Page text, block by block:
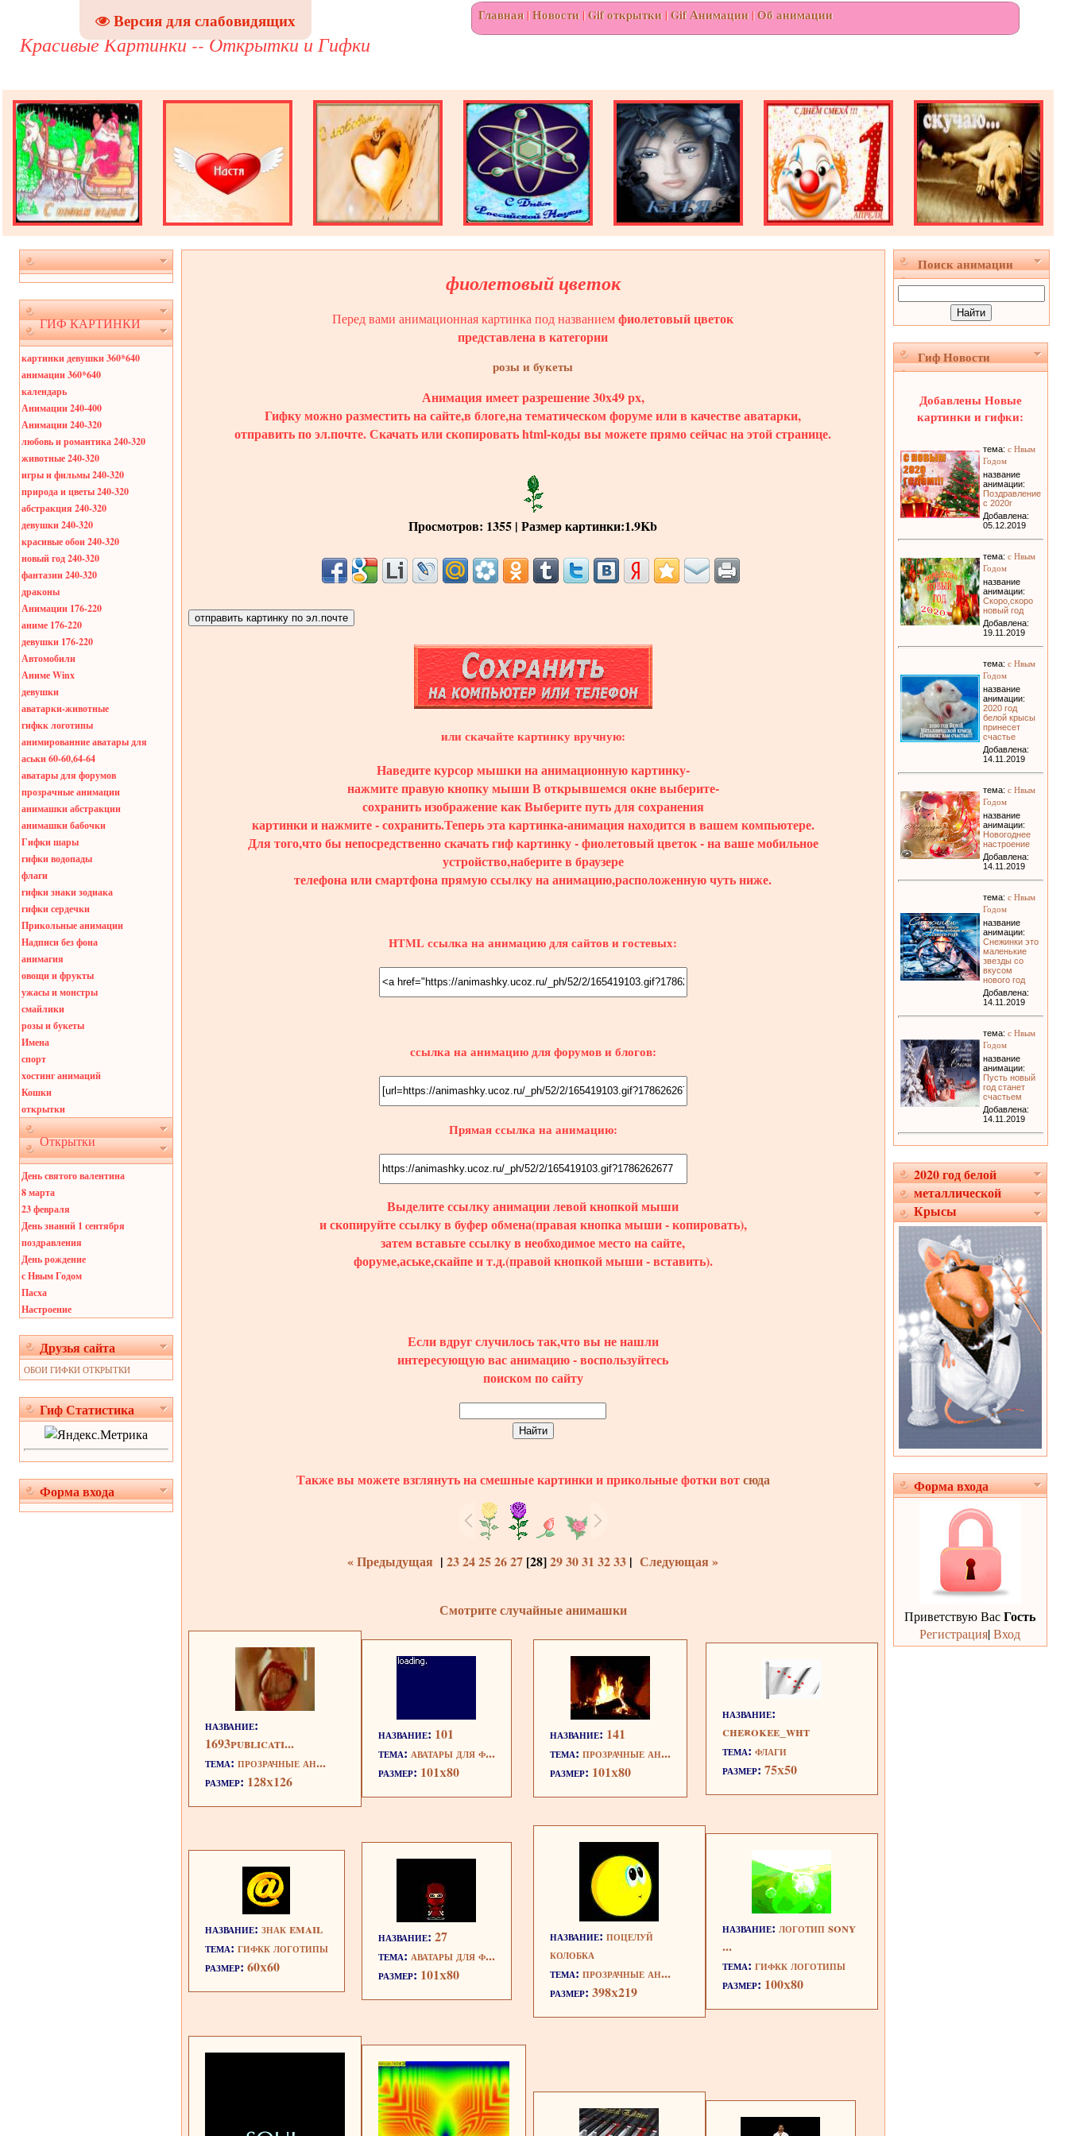
Версия для слабовидящих
Красивые Картинки -- Открытки и Гифки
Главная|Новости |Gif открытки |Gif Анимации |Об анимации
ГИФ КАРТИНКИ
картинки девушки 360*640
анимации 360*640
календарь
Анимации 240-400
Анимации 240-320
любовь и романтика 240-320
животные 240-320
игры и фильмы 240-320
природа и цветы 240-320
абстракция 240-320
девушки 240-320
красивые обои 240-320
новый год 240-320
фантазии 240-320
драконы
Анимации 176-220
аниме 176-220
девушки 176-220
Автомобили
Аниме Winx
девушки
аватарки-животные
гифкк логотипы
анимированние аватары для
аськи 60-60,64-64
аватары для форумов
прозрачные анимации
анимашки абстракции
анимашки бабочки
Гифки шары
гифки водопады
флаги
гифки знаки зодиака
гифки сердечки
Прикольные анимации
Надписи без фона
анимагия
овощи и фрукты
ужасы и монстры
смайлики
розы и букеты
Имена
спорт
хостинг анимаций
Кошки
открытки
Открытки
День святого валентина
8 марта
23 февраля
День знаний 1 сентября
поздравления
День рождение
с Нвым Годом
Пасха
Настроение
Друзья сайта
ОБОИ ГИФКИ ОТКРЫТКИ
Гиф Статистика
Форма входа
фиолетовый цветок
Перед вами анимационная картинка под названиемфиолетовый цветок
представлена в категории
розы и букеты
Анимация имеет разрешение 30x49 px,
Гифку можно разместить на сайте,в блоге,на тематическом форуме или в качестве аватарки,
отправить по эл.почте.Скачатьили скопировать html-коды вы можете прямо сейчас на этой странице.
Просмотров: 1355 | Размер картинки:1.9Kb
или скачайте картинку вручную:
Наведите курсор мышки на анимационную картинку-
нажмите правую кнопку мыши В открывшемся окне выберите-
сохранить изображение как Выберите путь для сохранения
картинки и нажмите - сохранить.Теперь эта картинка-анимация находится в вашем компьютере.
Для того,что бы непосредственно скачать гиф картинку - фиолетовый цветок - на ваше мобильное
устройство,наберите в браузере
телефона или смартфона прямую ссылку на анимацию,расположенную чуть ниже.
HTML ссылка на анимацию для сайтов и гостевых:
ссылка на анимацию для форумов и блогов:
Прямая ссылка на анимацию:
Выделите ссылкуанимациилевой кнопкой мыши
и скопируйте ссылку в буфер обмена(правая кнопка мыши - копировать),
затем вставьте ссылку в необходимое место на сайте,
форуме,аське,скайпе и т.д.(правой кнопкой мыши - вставить).
Если вдруг случилось так,что вы не нашли
интересующую вас анимацию - воспользуйтесь
поиском по сайту
Также вы можете взглянуть на смешные картинки и прикольные фотки вотсюда
« Предыдущая | 2324252627 [28]293031 3233 | Следующая »
Смотрите случайные анимашки
название:
1693publicati...
тема: прозрачные ан...
размер: 128x126
название: 101
тема: аватары для ф...
размер: 101x80
название: 141
тема: прозрачные ан...
размер: 101x80
название:
cherokee_wht
тема: флаги
размер: 75x50
название: знак email
тема: гифкк логотипы
размер: 60x60
название: 27
тема: аватары для ф...
размер: 101x80
название: поцелуй
колобка
тема: прозрачные ан...
размер: 398x219
название: логотип sony
...
тема: гифкк логотипы
размер: 100x80
Поиск анимации
Гиф Новости
Добавлены Новые
картинки и гифки:
тема: с Нвым
Годом
название
анимации:
Поздравление
с 2020г
Добавлена:
05.12.2019
тема: с Нвым
Годом
название
анимации:
Скоро,скоро
новый год
Добавлена:
19.11.2019
тема: с Нвым
Годом
название
анимации:
2020 год
белой крысы
принесет
счастье
Добавлена:
14.11.2019
тема: с Нвым
Годом
название
анимации:
Новогоднее
настроение
Добавлена:
14.11.2019
тема: с Нвым
Годом
название
анимации:
Снежинки это
маленькие
звезды со
вкусом
нового год
Добавлена:
14.11.2019
тема: с Нвым
Годом
название
анимации:
Пусть новый
год станет
счастьем
Добавлена:
14.11.2019
2020 год белой
металлической
Крысы
Форма входа
Приветствую ВасГость
Регистрация|Вход